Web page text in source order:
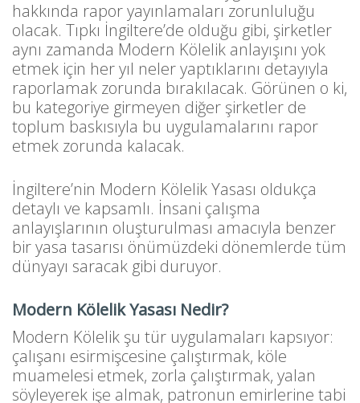
hakkında rapor yayınlamaları zorunluluğu
olacak. Tıpkı İngiltere’de olduğu gibi, şirketler
aynı zamanda Modern Kölelik anlayışını yok
etmek için her yıl neler yaptıklarını detayıyla
raporlamak zorunda bırakılacak. Görünen o ki,
bu kategoriye girmeyen diğer şirketler de
toplum baskısıyla bu uygulamalarını rapor
etmek zorunda kalacak.
İngiltere’nin Modern Kölelik Yasası oldukça
detaylı ve kapsamlı. İnsani çalışma
anlayışlarının oluşturulması amacıyla benzer
bir yasa tasarısı önümüzdeki dönemlerde tüm
dünyayı saracak gibi duruyor.
Modern Kölelik Yasası Nedir?
Modern Kölelik şu tür uygulamaları kapsıyor:
çalışanı esirmişcesine çalıştırmak, köle
muamelesi etmek, zorla çalıştırmak, yalan
söyleyerek işe almak, patronun emirlerine tabi